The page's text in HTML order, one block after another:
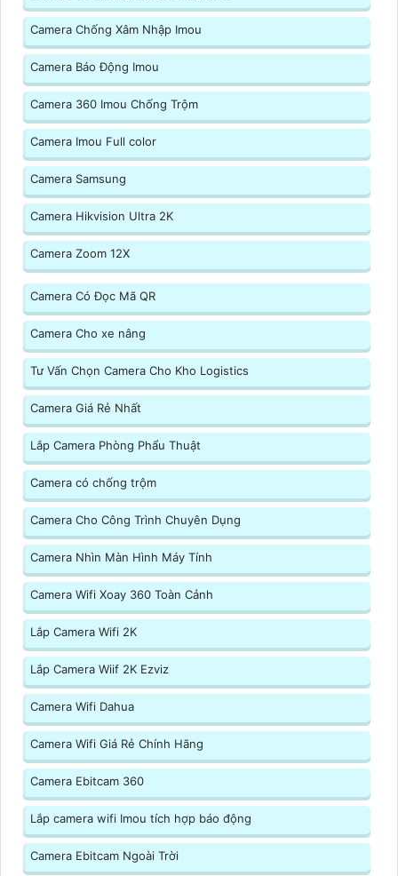
Camera Chống Xâm Nhập Imou
Camera Báo Động Imou
Camera 360 Imou Chống Trộm
Camera Imou Full color
Camera Samsung
Camera Hikvision Ultra 2K
Camera Zoom 12X
Camera Có Đọc Mã QR
Camera Cho xe nâng
Tư Vấn Chọn Camera Cho Kho Logistics
Camera Giá Rẻ Nhất
Lắp Camera Phòng Phẩu Thuật
Camera có chống trộm
Camera Cho Công Trình Chuyên Dụng
Camera Nhìn Màn Hình Máy Tính
Camera Wifi Xoay 360 Toàn Cảnh
Lắp Camera Wifi 2K
Lắp Camera Wiif 2K Ezviz
Camera Wifi Dahua
Camera Wifi Giá Rẻ Chính Hãng
Camera Ebitcam 360
Lắp camera wifi Imou tích hợp báo động
Camera Ebitcam Ngoài Trời